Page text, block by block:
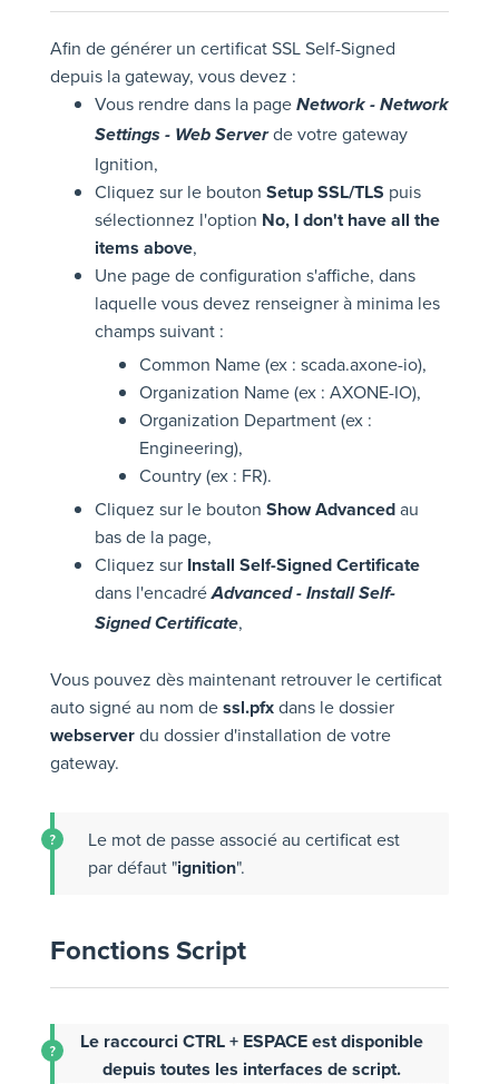
Afin de générer un certificat SSL Self-Signed
depuis la gateway, vous devez :
Vous rendre dans la page Network - Network
Settings - Web Serverde votre gateway
Ignition,
Cliquez sur le bouton Setup SSL/TLS puis
sélectionnez l'option No, I don't have all the
items above,
Une page de configuration s'affiche, dans
laquelle vous devez renseigner à minima les
champs suivant :
Common Name (ex : scada.axone-io),
Organization Name (ex : AXONE-IO),
Organization Department (ex :
Engineering),
Country (ex : FR).
Cliquez sur le bouton Show Advancedau
bas de la page,
Cliquez sur Install Self-Signed Certificate
dans l'encadréAdvanced - Install Self-
Signed Certificate,
Vous pouvez dès maintenant retrouver le certificat
auto signé au nom dessl.pfxdans le dossier
webserverdu dossier d'installation de votre
gateway.
Le mot de passe associé au certificat est
par défaut "ignition".
Fonctions Script
Le raccourci CTRL + ESPACE est disponible
depuis toutes les interfaces de script.